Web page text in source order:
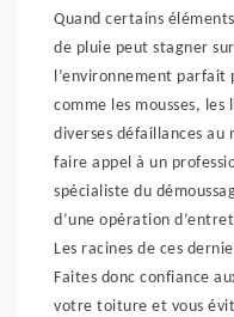
Quand certains
de pluie peut stagner
l’environnement
comme les mousses, les
diverses défaillances au
faire appel à un
spécialiste du
d’une opération
Les racines de ces
Faites donc confiance
votre toiture et vous